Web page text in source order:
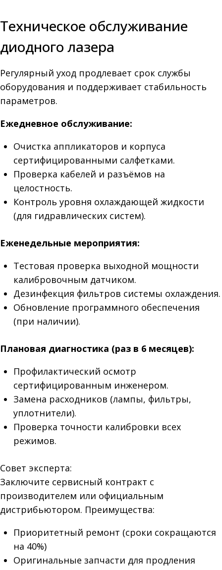
Техническое обслуживание
диодного лазера
Регулярный уход продлевает срок службы
оборудования и поддерживает стабильность
параметров.
Ежедневное обслуживание:
Очистка аппликаторов и корпуса
сертифицированными салфетками.
Проверка кабелей и разъёмов на
целостность.
Контроль уровня охлаждающей жидкости
(для гидравлических систем).
Еженедельные мероприятия:
Тестовая проверка выходной мощности
калибровочным датчиком.
Дезинфекция фильтров системы охлаждения.
Обновление программного обеспечения
(при наличии).
Плановая диагностика (раз в 6 месяцев):
Профилактический осмотр
сертифицированным инженером.
Замена расходников (лампы, фильтры,
уплотнители).
Проверка точности калибровки всех
режимов.
Совет эксперта:
Заключите сервисный контракт с
производителем или официальным
дистрибьютором. Преимущества:
Приоритетный ремонт (сроки сокращаются
на 40%)
Оригинальные запчасти для продления